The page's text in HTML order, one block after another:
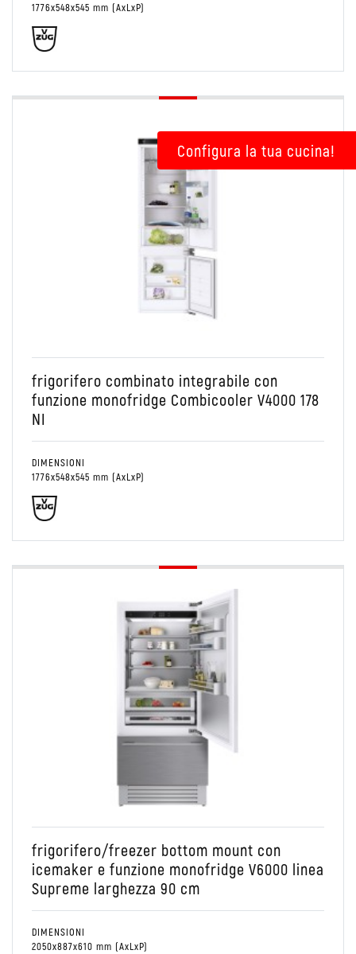
1776x548x545 mm (AxLxP)
frigorifero combinato integrabile con
funzione monofridge Combicooler V4000 178
NI
DIMENSIONI
1776x548x545 mm (AxLxP)
Conservare
Colonna
frigorifero/freezer bottom mount con
icemaker e funzione monofridge V6000 linea
Supreme larghezza 90 cm
DIMENSIONI
2050x887x610 mm (AxLxP)
Combinato Frigo/Freezer